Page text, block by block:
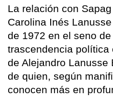
La relación con Sapag
Carolina Inés
de 1972 en el seno
trascendencia
de Alejandro Lanusse
de quien, según
conocen más en